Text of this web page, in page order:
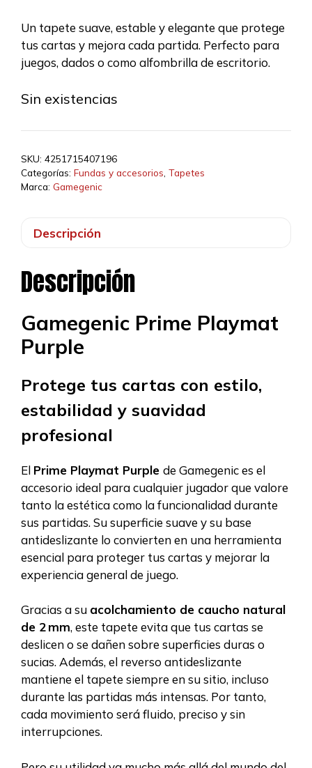
Un tapete suave, estable y elegante que protege
tus cartas y mejora cada partida. Perfecto para
juegos, dados o como alfombrilla de escritorio.
Sin existencias
SKU: 4251715407196
Categorías: Fundas y accesorios Tapetes
Marca: Gamegenic
Descripción
Descripción
Gamegenic Prime Playmat
Purple
Protege tus cartas con estilo,
estabilidad y suavidad
profesional
El Prime Playmat Purple de Gamegenic es el
accesorio ideal para cualquier jugador que valore
tanto la estética como la funcionalidad durante
sus partidas. Su superficie suave y su base
antideslizante lo convierten en una herramienta
esencial para proteger tus cartas y mejorar la
experiencia general de juego.
Gracias a su acolchamiento de caucho natural
de 2 mm, este tapete evita que tus cartas se
deslicen o se dañen sobre superficies duras o
sucias. Además, el reverso antideslizante
mantiene el tapete siempre en su sitio, incluso
durante las partidas más intensas. Por tanto,
cada movimiento será fluido, preciso y sin
interrupciones.